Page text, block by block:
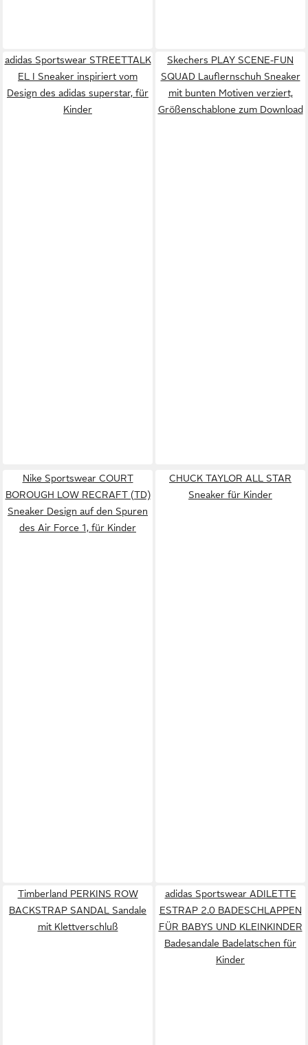
adidas Sportswear STREETTALK
EL I Sneaker inspiriert vom
Design des adidas superstar, für
Kinder
Skechers PLAY SCENE-FUN
SQUAD Lauflernschuh Sneaker
mit bunten Motiven verziert,
Größenschablone zum Download
Nike Sportswear COURT
BOROUGH LOW RECRAFT (TD)
Sneaker Design auf den Spuren
des Air Force 1, für Kinder
CHUCK TAYLOR ALL STAR
Sneaker für Kinder
Timberland PERKINS ROW
BACKSTRAP SANDAL Sandale
mit Klettverschluß
adidas Sportswear ADILETTE
ESTRAP 2.0 BADESCHLAPPEN
FÜR BABYS UND KLEINKINDER
Badesandale Badelatschen für
Kinder